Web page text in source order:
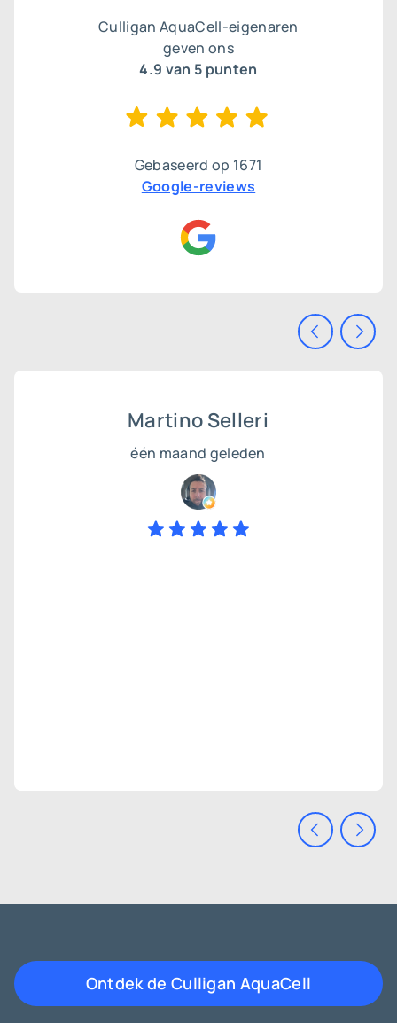
Culligan AquaCell-eigenaren
geven ons
4.9 van 5 punten
Gebaseerd op 1671
Google-reviews
Martino Selleri
één maand geleden
Ontdek de Culligan AquaCell